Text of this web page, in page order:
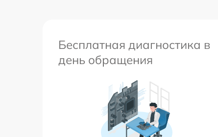
Бесплатная диагностика в
день обращения